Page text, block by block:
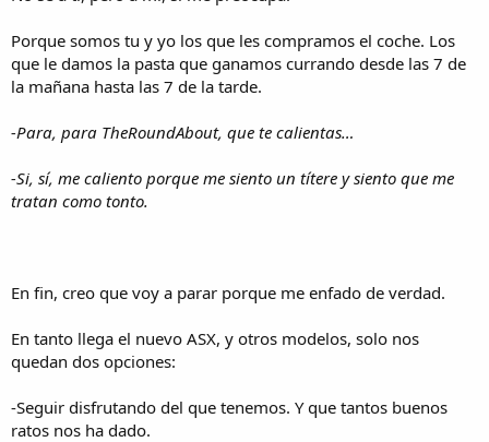
Porque somos tu y yo los que les compramos el coche. Los
que le damos la pasta que ganamos currando desde las 7 de
la mañana hasta las 7 de la tarde.
-Para, para TheRoundAbout, que te calientas…
-Si, sí, me caliento porque me siento un títere y siento que me
tratan como tonto.
En fin, creo que voy a parar porque me enfado de verdad.
En tanto llega el nuevo ASX, y otros modelos, solo nos
quedan dos opciones:
-Seguir disfrutando del que tenemos. Y que tantos buenos
ratos nos ha dado.